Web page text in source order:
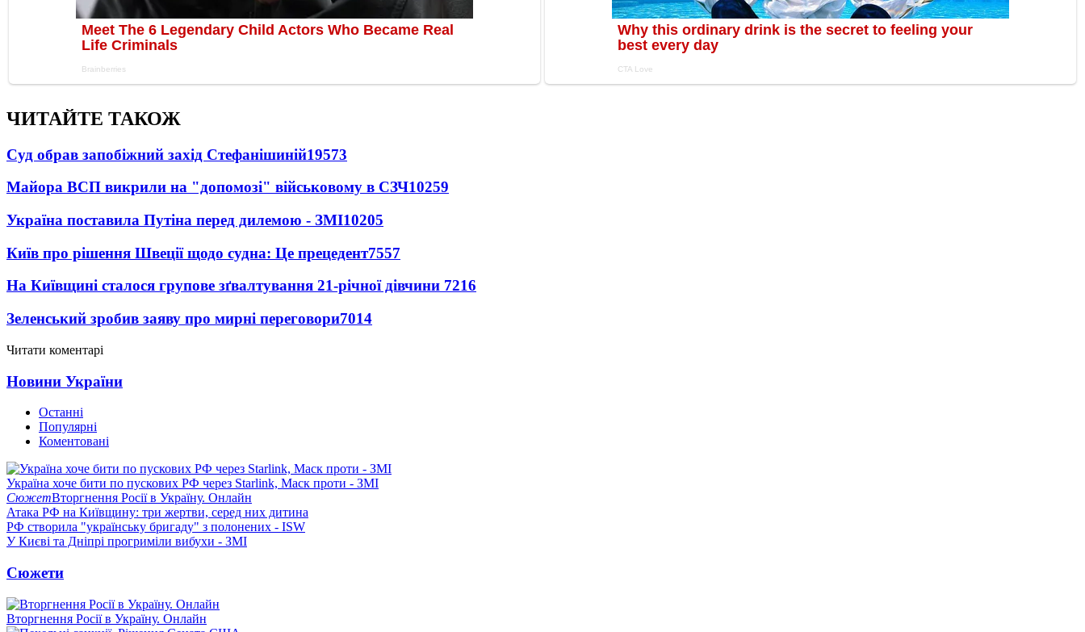
ЧИТАЙТЕ ТАКОЖ
Суд обрав запобіжний захід Стефанішиній19573
Майора ВСП викрили на "допомозі" військовому в СЗЧ10259
Україна поставила Путіна перед дилемою - ЗМІ10205
Київ про рішення Швеції щодо судна: Це прецедент7557
На Київщині сталося групове зґвалтування 21-річної дівчини 7216
Зеленський зробив заяву про мирні переговори7014
Читати коментарі
Новини України
Останні
Популярні
Коментовані
Україна хоче бити по пускових РФ через Starlink, Маск проти - ЗМІ
СюжетВторгнення Росії в Україну. Онлайн
Атака РФ на Київщину: три жертви, серед них дитина
РФ створила "українську бригаду" з полонених - ISW
У Києві та Дніпрі прогриміли вибухи - ЗМІ
Сюжети
Вторгнення Росії в Україну. Онлайн